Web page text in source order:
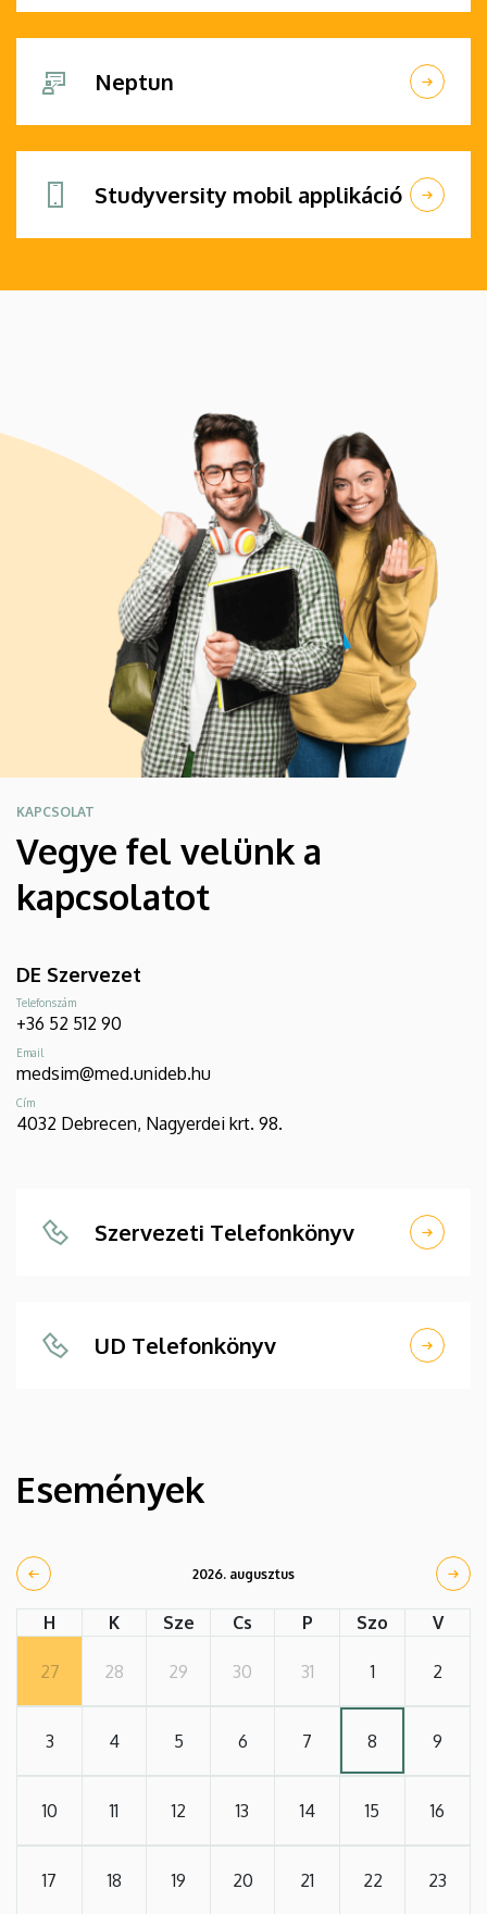
Neptun
Studyversity mobil applikáció
KAPCSOLAT
Vegye fel velünk a
kapcsolatot
DE Szervezet
Telefonszám
+36 52 512 90
Email
medsim@med.unideb.hu
Cím
4032 Debrecen, Nagyerdei krt. 98.
Szervezeti Telefonkönyv
UD Telefonkönyv
Események
2026. augusztus
H K Sze Cs P Szo V
27 28 29 30 31 1 2
3 4 5 6 7 8 9
10 11 12 13 14 15 16
17 18 19 20 21 22 23